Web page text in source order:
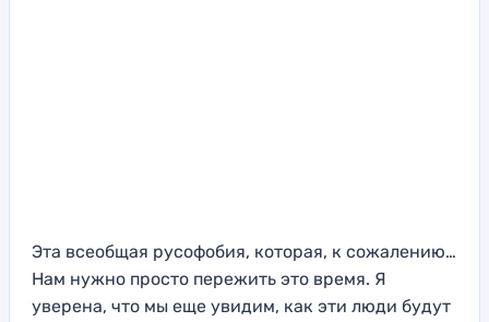
Эта всеобщая русофобия, которая, к сожалению…
Нам нужно просто пережить это время. Я
уверена, что мы еще увидим, как эти люди будут